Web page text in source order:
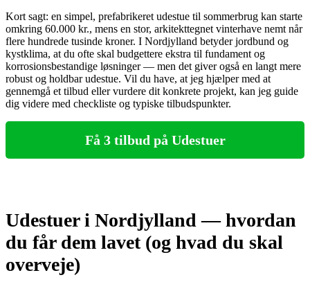
Kort sagt: en simpel, prefabrikeret udestue til sommerbrug kan starte
omkring 60.000 kr., mens en stor, arkitekttegnet vinterhave nemt når
flere hundrede tusinde kroner. I Nordjylland betyder jordbund og
kystklima, at du ofte skal budgettere ekstra til fundament og
korrosionsbestandige løsninger — men det giver også en langt mere
robust og holdbar udestue. Vil du have, at jeg hjælper med at
gennemgå et tilbud eller vurdere dit konkrete projekt, kan jeg guide
dig videre med checkliste og typiske tilbudspunkter.
Få 3 tilbud på Udestuer
Udestuer i Nordjylland — hvordan
du får dem lavet (og hvad du skal
overveje)